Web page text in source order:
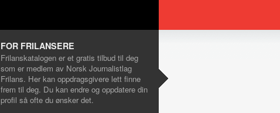
FOR FRILANSERE
Frilanskatalogen er et gratis tilbud til deg
som er medlem av Norsk Journalistlag
Frilans. Her kan oppdragsgivere lett finne
frem til deg. Du kan endre og oppdatere din
profil så ofte du ønsker det.